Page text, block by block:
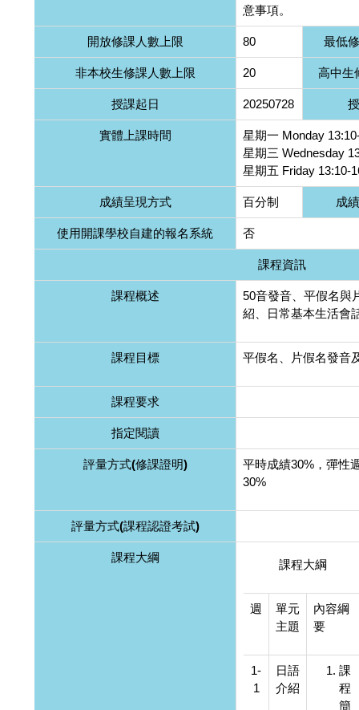
意事項。
開放修課人數上限 80 最低
非本校生修課人數上限 20 高中生
授課起日 20250728
實體上課時間
星期一 Monday
星期三 Wednesday
星期五 Friday 13:10-
成績呈現方式 百分制 成
使用開課學校自建的報名系統 否
課程資訊
課程概述
50音發音、平假名與
紹、日常基本生活會
課程目標 平假名、片假名發音
課程要求
指定閱讀
評量方式(修課證明)
平時成績30%，彈性
30%
評量方式(課程認證考試)
課程大綱
課程大綱
週
單元
主題
內容綱
要
1-
1
日語
介紹
課
程
簡